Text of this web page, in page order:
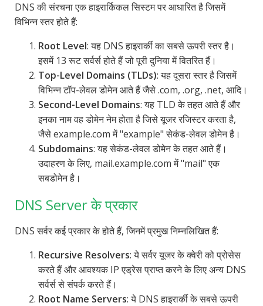
DNS की संरचना एक हाइरार्किकल सिस्टम पर आधारित है जिसमें
विभिन्न स्तर होते हैं:
Root Level: यह DNS हाइरार्की का सबसे ऊपरी स्तर है।
इसमें 13 रूट सर्वर्स होते हैं जो पूरी दुनिया में वितरित हैं।
Top-Level Domains (TLDs): यह दूसरा स्तर है जिसमें
विभिन्न टॉप-लेवल डोमेन आते हैं जैसे .com, .org, .net, आदि।
Second-Level Domains: यह TLD के तहत आते हैं और
इनका नाम वह डोमेन नेम होता है जिसे यूजर रजिस्टर करता है,
जैसे example.com में "example" सेकंड-लेवल डोमेन है।
Subdomains: यह सेकंड-लेवल डोमेन के तहत आते हैं।
उदाहरण के लिए, mail.example.com में "mail" एक
सबडोमेन है।
DNS Server के प्रकार
DNS सर्वर कई प्रकार के होते हैं, जिनमें प्रमुख निम्नलिखित हैं:
Recursive Resolvers: ये सर्वर यूजर के क्वेरी को प्रोसेस
करते हैं और आवश्यक IP एड्रेस प्राप्त करने के लिए अन्य DNS
सर्वर्स से संपर्क करते हैं।
Root Name Servers: ये DNS हाइरार्की के सबसे ऊपरी